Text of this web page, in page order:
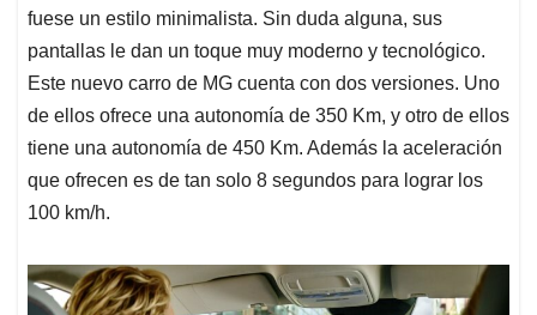
fuese un estilo minimalista. Sin duda alguna, sus
pantallas le dan un toque muy moderno y tecnológico.
Este nuevo carro de MG cuenta con dos versiones. Uno
de ellos ofrece una autonomía de 350 Km, y otro de ellos
tiene una autonomía de 450 Km. Además la aceleración
que ofrecen es de tan solo 8 segundos para lograr los
100 km/h.